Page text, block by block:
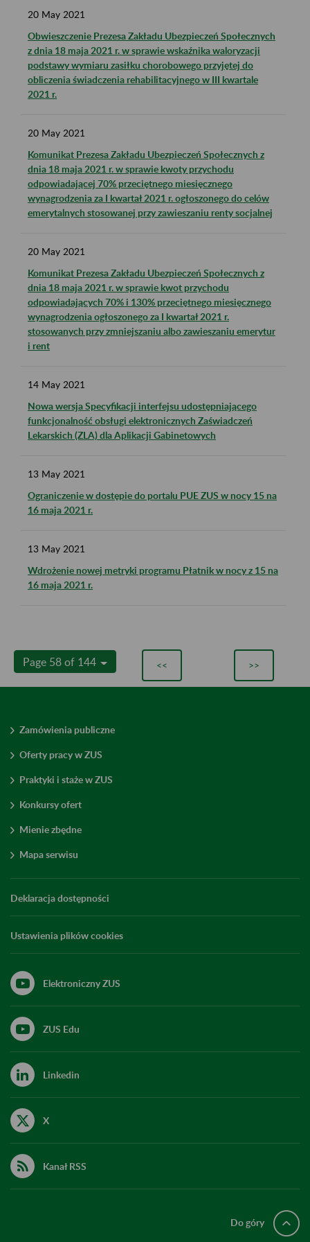
20 May 2021
Obwieszczenie Prezesa Zakładu Ubezpieczeń Społecznych
z dnia 18 maja 2021 r. w sprawie wskaźnika waloryzacji
podstawy wymiaru zasiłku chorobowego przyjętej do
obliczenia świadczenia rehabilitacyjnego w III kwartale
2021 r.
20 May 2021
Komunikat Prezesa Zakładu Ubezpieczeń Społecznych z
dnia 18 maja 2021 r. w sprawie kwoty przychodu
odpowiadającej 70% przeciętnego miesięcznego
wynagrodzenia za I kwartał 2021 r. ogłoszonego do celów
emerytalnych stosowanej przy zawieszaniu renty socjalnej
20 May 2021
Komunikat Prezesa Zakładu Ubezpieczeń Społecznych z
dnia 18 maja 2021 r. w sprawie kwot przychodu
odpowiadających 70% i 130% przeciętnego miesięcznego
wynagrodzenia ogłoszonego za I kwartał 2021 r.
stosowanych przy zmniejszaniu albo zawieszaniu emerytur
i rent
14 May 2021
Nowa wersja Specyfikacji interfejsu udostępniającego
funkcjonalność obsługi elektronicznych Zaświadczeń
Lekarskich (ZLA) dla Aplikacji Gabinetowych
13 May 2021
Ograniczenie w dostępie do portalu PUE ZUS w nocy 15 na
16 maja 2021 r.
13 May 2021
Wdrożenie nowej metryki programu Płatnik w nocy z 15 na
16 maja 2021 r.
Page 58 of 144 << >>
Zamówienia publiczne
Oferty pracy w ZUS
Praktyki i staże w ZUS
Konkursy ofert
Mienie zbędne
Mapa serwisu
Deklaracja dostępności
Ustawienia plików cookies
Elektroniczny ZUS
ZUS Edu
Linkedin
X
Kanał RSS
Do góry